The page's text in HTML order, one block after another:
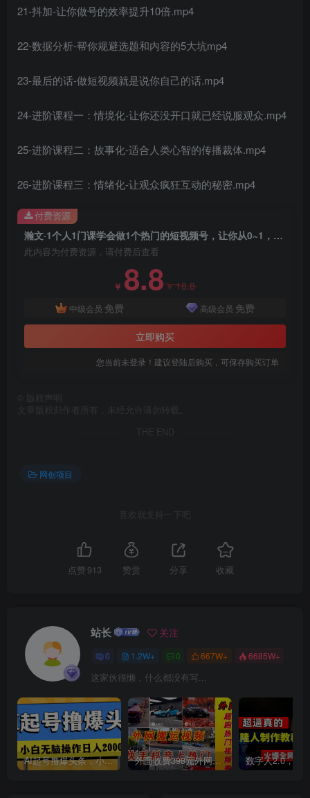
21-抖加-让你做号的效率提升10倍.mp4
22-数据分析-帮你规避选题和内容的5大坑mp4
23-最后的话-做短视频就是说你自己的话.mp4
24-进阶课程一：情境化-让你还没开口就已经说服观众.mp4
25-进阶课程二：故事化-适合人类心智的传播裁体.mp4
26-进阶课程三：情绪化-让观众疯狂互动的秘密.mp4
瀚文·1个人1门课学会做1个热门的短视频号，让你从0~1，从1~10，打造全过程
此内容为付费资源，请付费后查看
￥ 8.8￥18.8
中级会员 免费 高级会员 免费
立即购买
您当前未登录！建议登陆后购买，可保存购买订单
付费资源
版权声明
文章版权归作者所有，未经允许请勿转载。
THE END
网创项目
喜欢就支持一下吧
点赞 913 赞赏 分享 收藏
站长 关注
0 1.2W+ 0 667W+ 6685W+
这家伙很懒，什么都没有写...
AI起号撸爆头条，小白也能操作，日入2000+ 外面收费398元外网超跑豪车汽车视频搬运至快手抖音上热门项目